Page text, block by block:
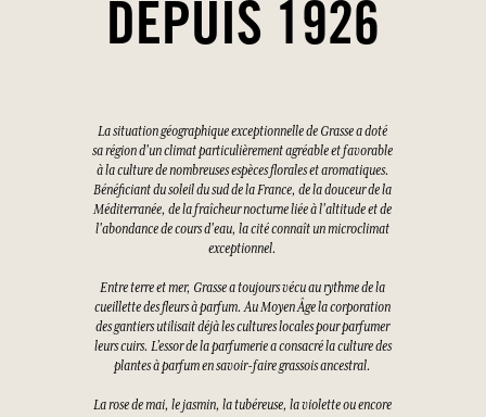
DEPUIS 1926
La situation géographique exceptionnelle de Grasse a doté
sa région d'un climat particulièrement agréable et favorable
à la culture de nombreuses espèces florales et aromatiques.
Bénéficiant du soleil du sud de la France, de la douceur de la
Méditerranée, de la fraîcheur nocturne liée à l'altitude et de
l'abondance de cours d'eau, la cité connaît un microclimat
exceptionnel.
Entre terre et mer, Grasse a toujours vécu au rythme de la
cueillette des fleurs à parfum. Au Moyen Âge la corporation
des gantiers utilisait déjà les cultures locales pour parfumer
leurs cuirs. L’essor de la parfumerie a consacré la culture des
plantes à parfum en savoir-faire grassois ancestral.
La rose de mai, le jasmin, la tubéreuse, la violette ou encore